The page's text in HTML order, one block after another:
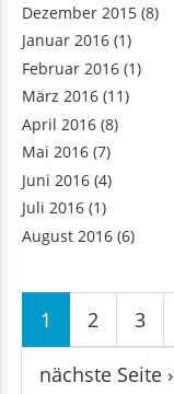
Dezember 2015 (8)
Januar 2016 (1)
Februar 2016 (1)
März 2016 (11)
April 2016 (8)
Mai 2016 (7)
Juni 2016 (4)
Juli 2016 (1)
August 2016 (6)
Seiten
1 2 3
nächste Seite ›